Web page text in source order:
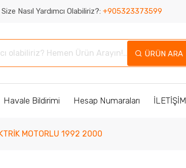
Size Nasıl Yardımcı Olabiliriz?: +905323373599
ÜRÜN ARA
Havale Bildirimi Hesap Numaraları İLETİŞİM
MOTORLU 1992 2000